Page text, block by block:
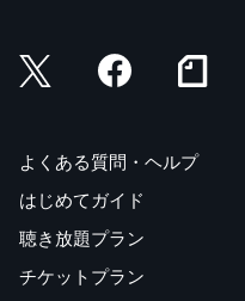
よくある質問・ヘルプ
はじめてガイド
聴き放題プラン
チケットプラン